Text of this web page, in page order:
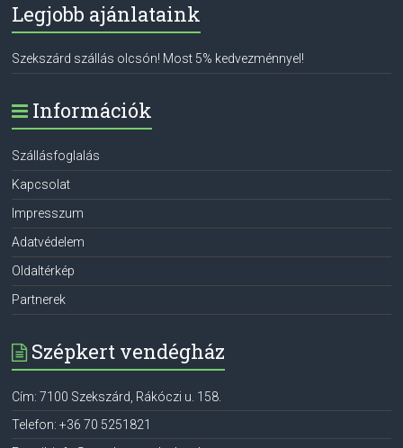
Legjobb ajánlataink
Szekszárd szállás olcsón! Most 5% kedvezménnyel!
Információk
Szállásfoglalás
Kapcsolat
Impresszum
Adatvédelem
Oldaltérkép
Partnerek
Szépkert vendégház
Cím: 7100 Szekszárd Rákóczi u. 158.
Telefon:+36 70 5251821